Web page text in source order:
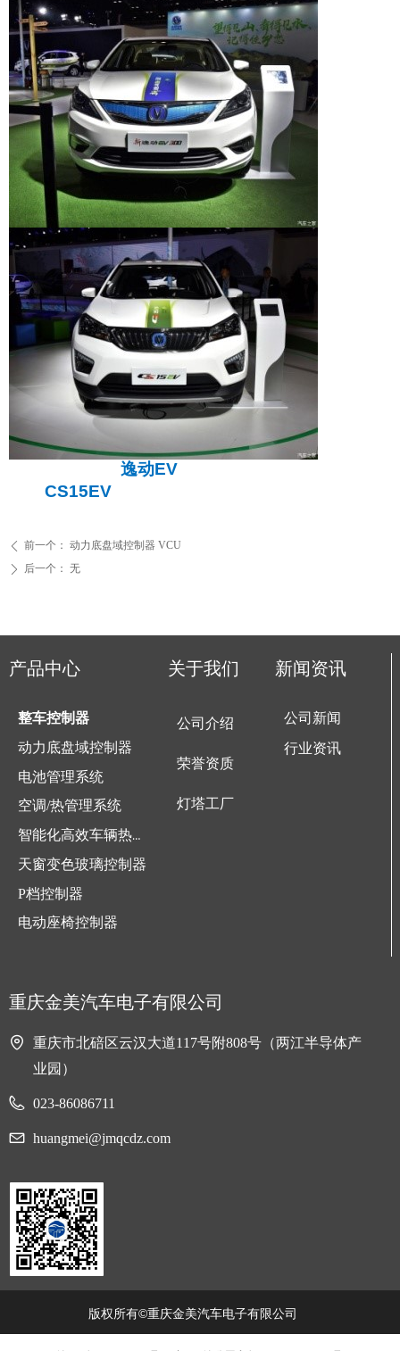
ꄴ 前一个： 动力底盘域控制器 VCU
ꄲ 后一个： 无
逸动EV
CS15EV
版权所有©重庆金美汽车电子有限公司
产品中心
整车控制器
动力底盘域控制器
电池管理系统
空调/热管理系统
智能化高效车辆热管理
天窗变色玻璃控制器
P档控制器
电动座椅控制器
关于我们
公司介绍
荣誉资质
灯塔工厂
新闻资讯
公司新闻
行业资讯
重庆金美汽车电子有限公司
重庆市北碚区云汉大道117号附808号（两江半导体产
业园）
023-86086711
huangmei@jmqcdz.com